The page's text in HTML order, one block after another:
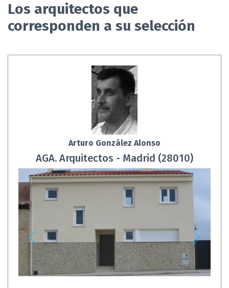
Los arquitectos que
corresponden a su selección
Arturo González Alonso
AGA. Arquitectos - Madrid (28010)